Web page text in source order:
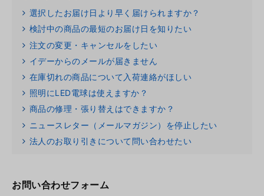
選択したお届け日より早く届けられますか？
検討中の商品の最短のお届け日を知りたい
注文の変更・キャンセルをしたい
イデーからのメールが届きません
在庫切れの商品について入荷連絡がほしい
照明にLED電球は使えますか？
商品の修理・張り替えはできますか？
ニュースレター（メールマガジン）を停止したい
法人のお取り引きについて問い合わせたい
お問い合わせフォーム